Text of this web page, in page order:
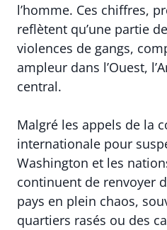
l’homme. Ces chiffres,
reflètent qu’une partie
violences de gangs,
ampleur dans l’Ouest,
central.
Malgré les appels de la
internationale pour
Washington et les
continuent de renvoyer
pays en plein chaos,
quartiers rasés ou des